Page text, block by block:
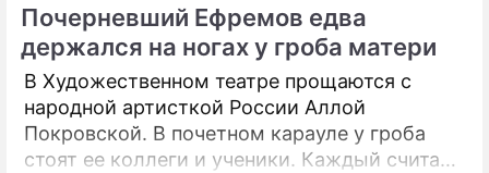
Почерневший Ефремов едва
держался на ногах у гроба матери
В Художественном театре прощаются с
народной артисткой России Аллой
Покровской. В почетном карауле у гроба
стоят ее коллеги и ученики. Каждый считает